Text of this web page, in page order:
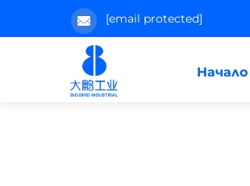
[email protected]
Начало